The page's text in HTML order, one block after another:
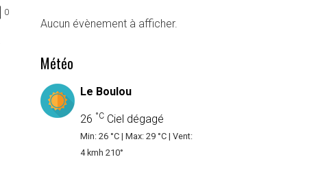
0
Aucun évènement à afficher.
Météo
Le Boulou
26 °C Ciel dégagé
Min: 26 °C | Max: 29 °C | Vent:
4 kmh 210°